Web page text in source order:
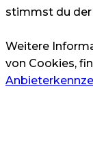
stimmst du der
Weitere
von Cookies,